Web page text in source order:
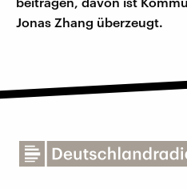
Jonas Zhang überzeugt.